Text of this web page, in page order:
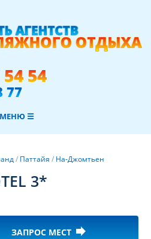
54
77
МЕНЮ ☰
/ Паттайя / На-Джомтьен
3*
ЗАПРОС МЕСТ forward